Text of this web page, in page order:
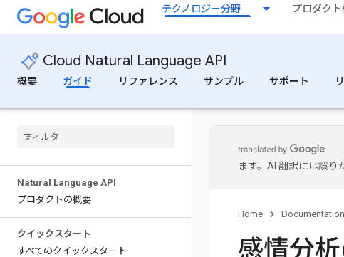
テクノロジー分野 プロダク
Cloud Natural Language API
概要
ガイド リファレンス サンプル サポート
Natural Language API
プロダクトの概要
クイックスタート
すべてのクイックスタート
ます。AI 翻訳には誤り
Home Documentation
感情分